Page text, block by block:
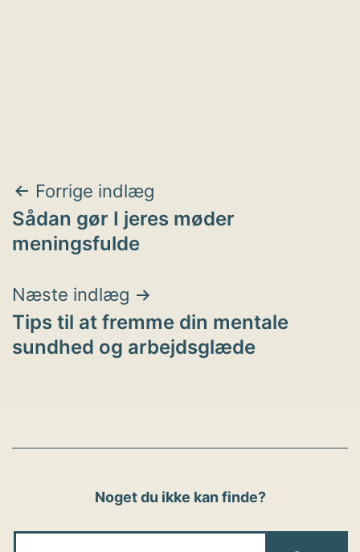
Indlægsnavigation
Forrige indlæg
Sådan gør I jeres møder
meningsfulde
Næste indlæg
Tips til at fremme din mentale
sundhed og arbejdsglæde
Noget du ikke kan finde?